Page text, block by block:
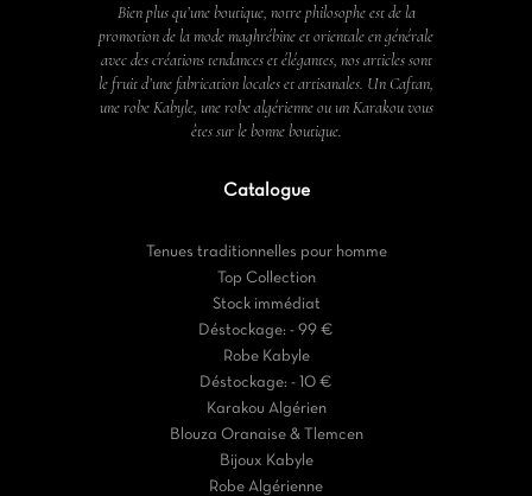
Bien plus qu’une boutique, notre philosophe est de la
promotion de la mode maghrébine et orientale en générale
avec des créations tendances et élégantes, nos articles sont
le fruit d’une fabrication locales et artisanales. Un Caftan,
une robe Kabyle, une robe algérienne ou un Karakou vous
êtes sur le bonne boutique.
Catalogue
Tenues traditionnelles pour homme
Top Collection
Stock immédiat
Déstockage: - 99 €
Robe Kabyle
Déstockage: - 10 €
Karakou Algérien
Blouza Oranaise & Tlemcen
Bijoux Kabyle
Robe Algérienne